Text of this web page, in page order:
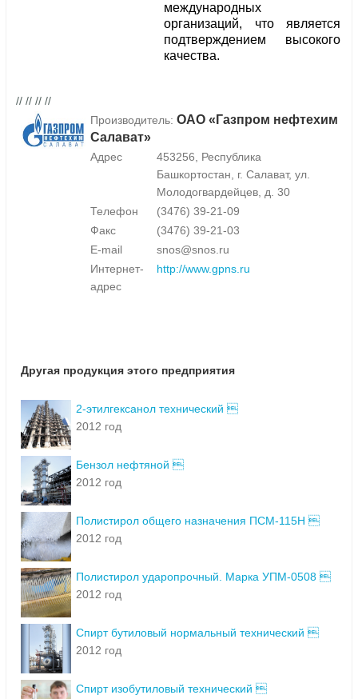
международных
организаций, что является
подтверждением высокого
качества.
// // // //
Производитель: ОАО «Газпром нефтехим
Салават»
Адрес
453256, Республика
Башкортостан, г. Салават, ул.
Молодогвардейцев, д. 30
Телефон
(3476) 39-21-09
Факс
(3476) 39-21-03
E-mail
snos@snos.ru
Интернет-
адрес
http://www.gpns.ru
Другая продукция этого предприятия
2-этилгексанол технический 
2012 год
Бензол нефтяной 
2012 год
Полистирол общего назначения ПСМ-115Н 
2012 год
Полистирол ударопрочный. Марка УПМ-0508 
2012 год
Спирт бутиловый нормальный технический 
2012 год
Спирт изобутиловый технический 